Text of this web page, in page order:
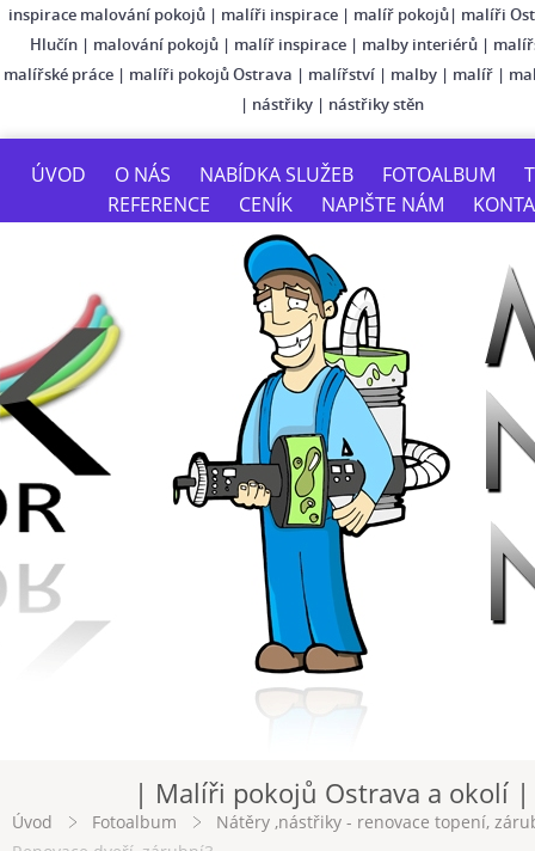
inspirace malování pokojů | malíři inspirace | malíř pokojů| malíři
Hlučín| malování pokojů| malíř inspirace| malby interiérů|
malířské práce | malíři pokojů Ostrava | malířství | malby | malíř |
| nástřiky | nástřiky stěn
ÚVOD O NÁS NABÍDKA SLUŽEB FOTOALBUM
REFERENCE
CENÍK NAPIŠTE NÁM
| Malíři pokojů Ostrava a okolí |
Úvod Fotoalbum
Nátěry ,nástřiky - renovace topení,